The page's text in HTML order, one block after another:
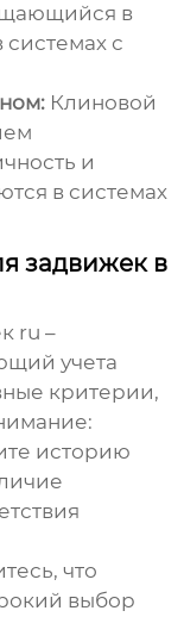
в
с
Клиновой
и
в системах
задвижек в
ru –
учета
критерии,
историю
что
выбор